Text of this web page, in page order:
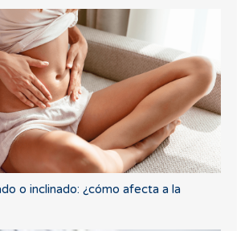
o inclinado: ¿cómo afecta a la